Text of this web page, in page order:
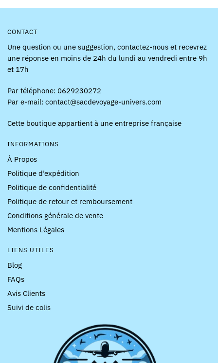
CONTACT
Une question ou une suggestion, contactez-nous et recevrez
une réponse en moins de 24h du lundi au vendredi entre 9h
et 17h
Par téléphone: 0629230272
Par e-mail: contact@sacdevoyage-univers.com
Cette boutique appartient à une entreprise française
INFORMATIONS
À Propos
Politique d’expédition
Politique de confidentialité
Politique de retour et remboursement
Conditions générale de vente
Mentions Légales
LIENS UTILES
Blog
FAQs
Avis Clients
Suivi de colis